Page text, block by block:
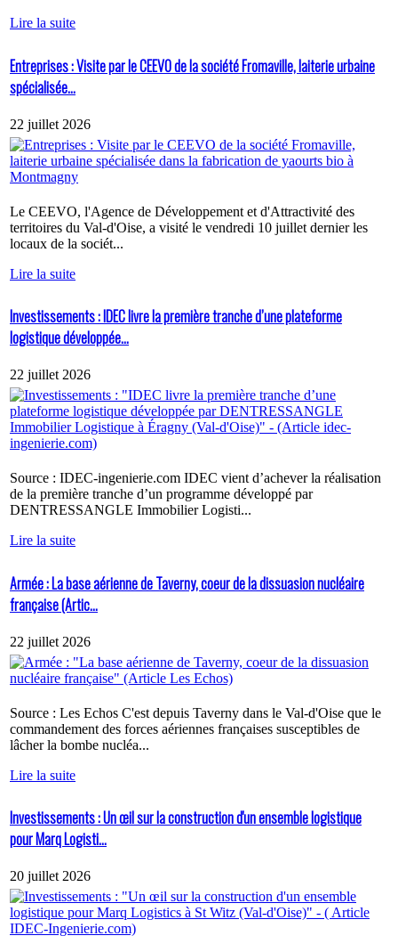
Lire la suite
Entreprises : Visite par le CEEVO de la société Fromaville, laiterie urbaine
spécialisée...
22 juillet 2026
Le CEEVO, l'Agence de Développement et d'Attractivité des
territoires du Val-d'Oise, a visité le vendredi 10 juillet dernier les
locaux de la sociét...
Lire la suite
Investissements : IDEC livre la première tranche d’une plateforme
logistique développée...
22 juillet 2026
Source : IDEC-ingenierie.com IDEC vient d’achever la réalisation
de la première tranche d’un programme développé par
DENTRESSANGLE Immobilier Logisti...
Lire la suite
Armée : La base aérienne de Taverny, coeur de la dissuasion nucléaire
française (Artic...
22 juillet 2026
Source : Les Echos C'est depuis Taverny dans le Val-d'Oise que le
commandement des forces aériennes françaises susceptibles de
lâcher la bombe nucléa...
Lire la suite
Investissements : Un œil sur la construction d'un ensemble logistique
pour Marq Logisti...
20 juillet 2026